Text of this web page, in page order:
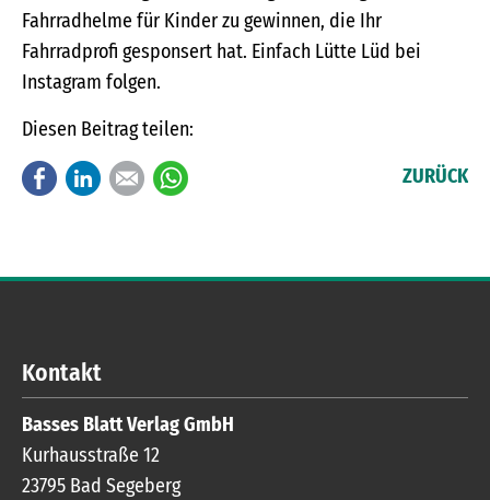
Fahrradhelme für Kinder zu gewinnen, die Ihr
Fahrradprofi gesponsert hat. Einfach Lütte Lüd bei
Instagram folgen.
Diesen Beitrag teilen:
FacebookLinkedInE-mail ZURÜCK
Kontakt
Basses Blatt Verlag GmbH
Kurhausstraße 12
23795 Bad Segeberg